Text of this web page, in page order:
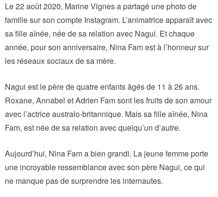
Le 22 août 2020, Marine Vignes a partagé une photo de
famille sur son compte Instagram. L’animatrice apparaît avec
sa fille aînée, née de sa relation avec Nagui. Et chaque
année, pour son anniversaire, Nina Fam est à l’honneur sur
les réseaux sociaux de sa mère.
Nagui est le père de quatre enfants âgés de 11 à 26 ans.
Roxane, Annabel et Adrien Fam sont les fruits de son amour
avec l’actrice australo-britannique. Mais sa fille aînée, Nina
Fam, est née de sa relation avec quelqu’un d’autre.
Aujourd’hui, Nina Fam a bien grandi. La jeune femme porte
une incroyable ressemblance avec son père Nagui, ce qui
ne manque pas de surprendre les internautes.